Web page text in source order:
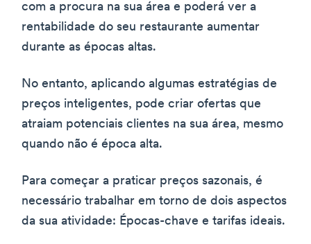
com a procura na sua área e poderá ver a
rentabilidade do seu restaurante aumentar
durante as épocas altas.
No entanto, aplicando algumas estratégias de
preços inteligentes, pode criar ofertas que
atraiam potenciais clientes na sua área, mesmo
quando não é época alta.
Para começar a praticar preços sazonais, é
necessário trabalhar em torno de dois aspectos
da sua atividade: Épocas-chave e tarifas ideais.